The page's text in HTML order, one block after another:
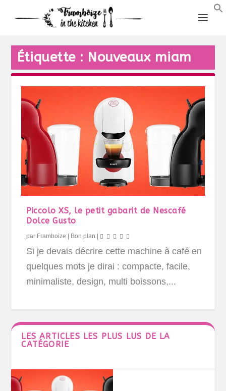
Étiquette : Nouveaux miam
Piccolo XS, le petit gabarit de Nescafé
Dolce Gusto
par Framboize Bon plan
Si je devais décrire cette machine à café en
quelques mots je dirai : compacte, facile,
minimaliste, design, multi boissons,...
LES ARTICLES LES PLUS LUS DE LA
CATÉGORIE